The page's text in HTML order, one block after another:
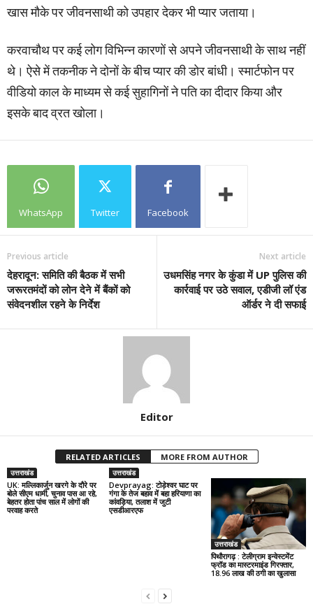
खास मौके पर जीवनसाथी को उपहार देकर भी प्यार जताया।
करवाचौथ पर कई लोग विभिन्न कारणों से अपने जीवनसाथी के साथ नहीं
थे। ऐसे में तकनीक ने दोनों के बीच प्यार की डोर बांधी। स्मार्टफोन पर
वीडियो काल के माध्यम से कई सुहागिनों ने पति का दीदार क‍िया और
इसके बाद व्रत खोला।
WhatsApp Twitter Facebook
Previous article
देहरादून: समिति की बैठक में सभी
जरूरतमंदों को लोन देने में बैंकों को
संवेदनशील रहने के निर्देश
Next article
उधमसिंह नगर के कुंडा में UP पुलिस की
कार्रवाई पर उठे सवाल, एडीजी लॉ एंड
ऑर्डर ने दी सफाई
Editor
RELATED ARTICLES MORE FROM AUTHOR
उत्तराखंड
UK: मल्लिकार्जुन खरगे के दौरे पर
बोले सीएम धामी, चुनाव पास आ रहे,
बेहतर होता पांच साल में लोगों की
परवाह करते
उत्तराखंड
Devprayag: टोड़ेश्वर घाट पर
गंगा के तेज बहाव में बहा हरियाणा का
कांवड़िया, तलाश में जुटी
एसडीआरएफ
उत्तराखंड
पिथौरागढ़ : टेलीग्राम इन्वेस्टमेंट
फ्रॉड का मास्टरमाइंड गिरफ्तार,
18.96 लाख की ठगी का खुलासा